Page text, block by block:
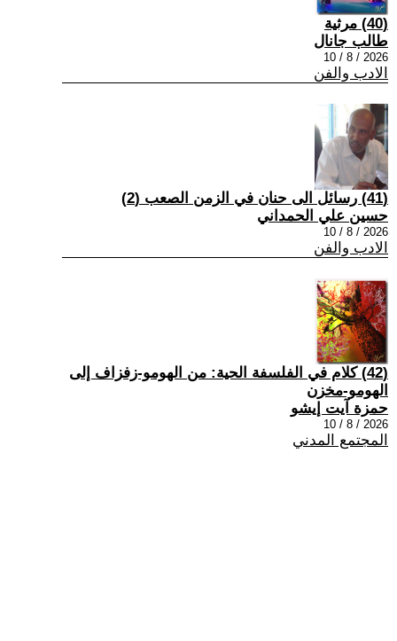
(40) مرثية
طالب جانال
2026 / 8 / 10
الادب والفن
(41) رسائل الى حنان في الزمن الصعب (2)
حسين علي الحمداني
2026 / 8 / 10
الادب والفن
(42) كلام في الفلسفة الحية: من الهومو-زفزاف إلى
الهومو-مخزن
حمزة آيت إيشو
2026 / 8 / 10
المجتمع المدني